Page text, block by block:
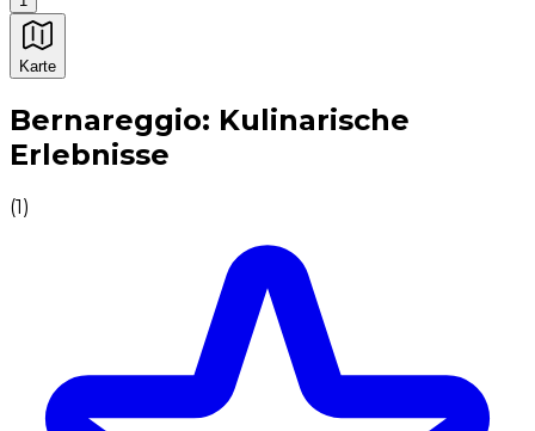
Karte
Unvergessliche kulinarische Erlebnisse:
Bernareggio: Kulinarische
Erlebnisse
(1)